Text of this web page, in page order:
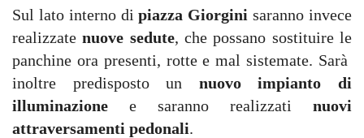
Sul lato interno di piazza Giorgini saranno invece
realizzate nuove sedute, che possano sostituire le
panchine ora presenti, rotte e mal sistemate. Sarà
inoltre predisposto un nuovo impianto di
illuminazione e saranno realizzati nuovi
attraversamenti pedonali.